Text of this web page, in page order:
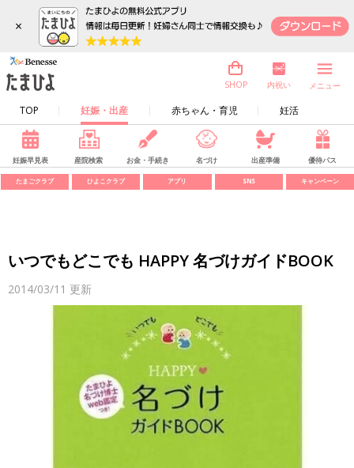
×
TOP 妊娠・出産 赤ちゃん・育児 妊活
SHOP 内祝い メニュー
妊娠早見表 産院検索 お金・手続き 名づけ 出産準備 優待パス
たまごクラブ ひよこクラブ アプリ SNS キャンペーン
いつでもどこでも HAPPY 名づけガイドBOOK
2014/03/11 更新